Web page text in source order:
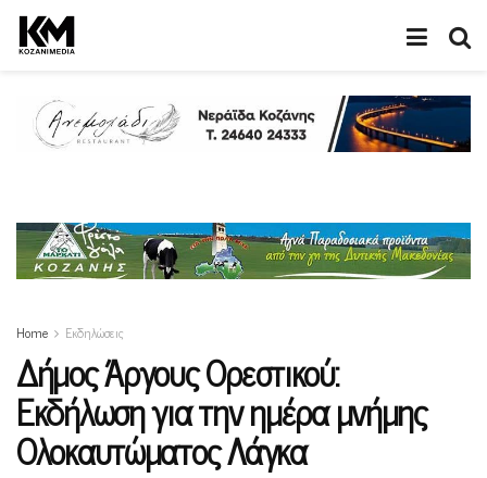
Home Εκδηλώσεις
Δήμος Άργους Ορεστικού:
Εκδήλωση για την ημέρα μνήμης
Ολοκαυτώματος Λάγκα